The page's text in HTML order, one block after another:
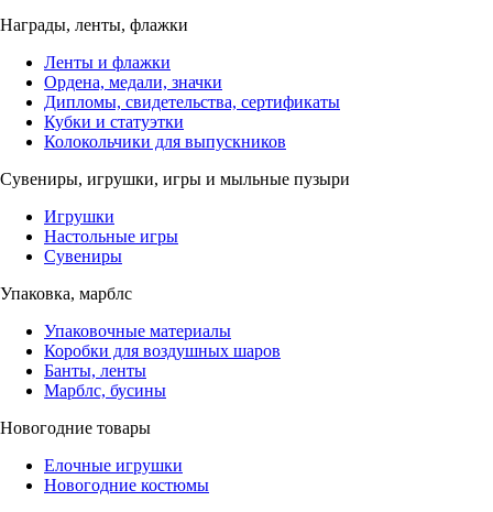
Награды, ленты, флажки
Ленты и флажки
Ордена, медали, значки
Дипломы, свидетельства, сертификаты
Кубки и статуэтки
Колокольчики для выпускников
Сувениры, игрушки, игры и мыльные пузыри
Игрушки
Настольные игры
Сувениры
Упаковка, марблс
Упаковочные материалы
Коробки для воздушных шаров
Банты, ленты
Марблс, бусины
Новогодние товары
Елочные игрушки
Новогодние костюмы